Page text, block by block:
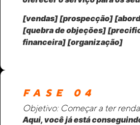
[vendas] [prospecção]
[quebra de objeções]
financeira] [organização]
FASE 04
Objetivo: Começar a ter
Aqui, você já está